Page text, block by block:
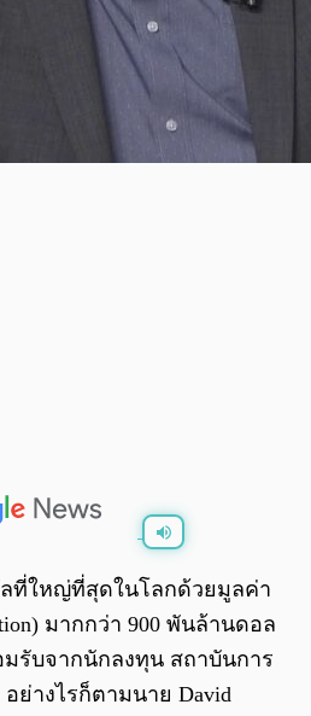
0:00 0:00
ลที่ใหญ่ที่สุดในโลกด้วยมูลค่า
มากกว่า 900 พันล้านดอล
รับจากนักลงทุน สถาบันการ
ย่างไรก็ตามนาย David